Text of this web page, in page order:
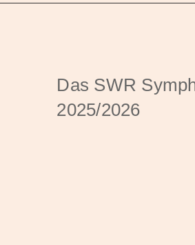
Das SWR
2025/2026